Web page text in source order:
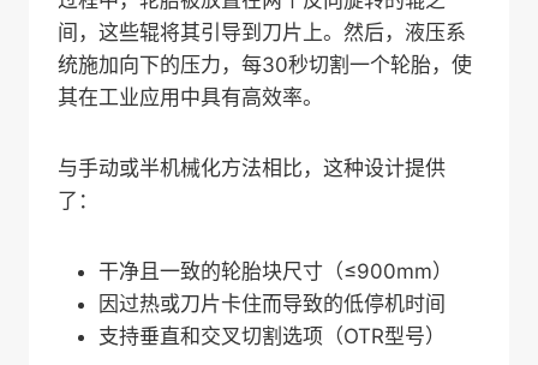
间，这些辊将其引导到刀片上。然后，液压系
统施加向下的压力，每30秒切割一个轮胎，使
其在工业应用中具有高效率。
与手动或半机械化方法相比，这种设计提供
了：
干净且一致的轮胎块尺寸（≤900mm）
因过热或刀片卡住而导致的低停机时间
支持垂直和交叉切割选项（OTR型号）